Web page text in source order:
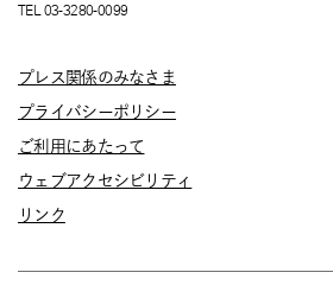
TEL 03-3280-0099
プレス関係のみなさま
プライバシーポリシー
ご利用にあたって
ウェブアクセシビリティ
リンク